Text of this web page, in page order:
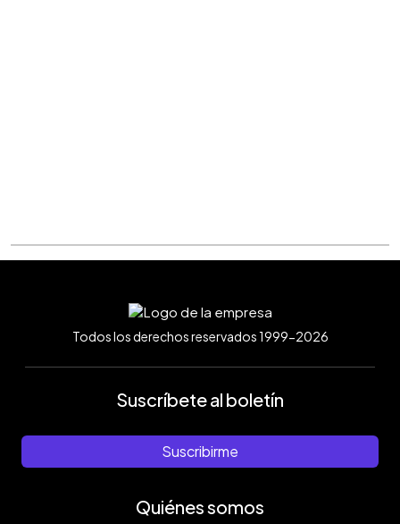
Todos los derechos reservados 1999-2026
Suscríbete al boletín
Suscribirme
Quiénes somos